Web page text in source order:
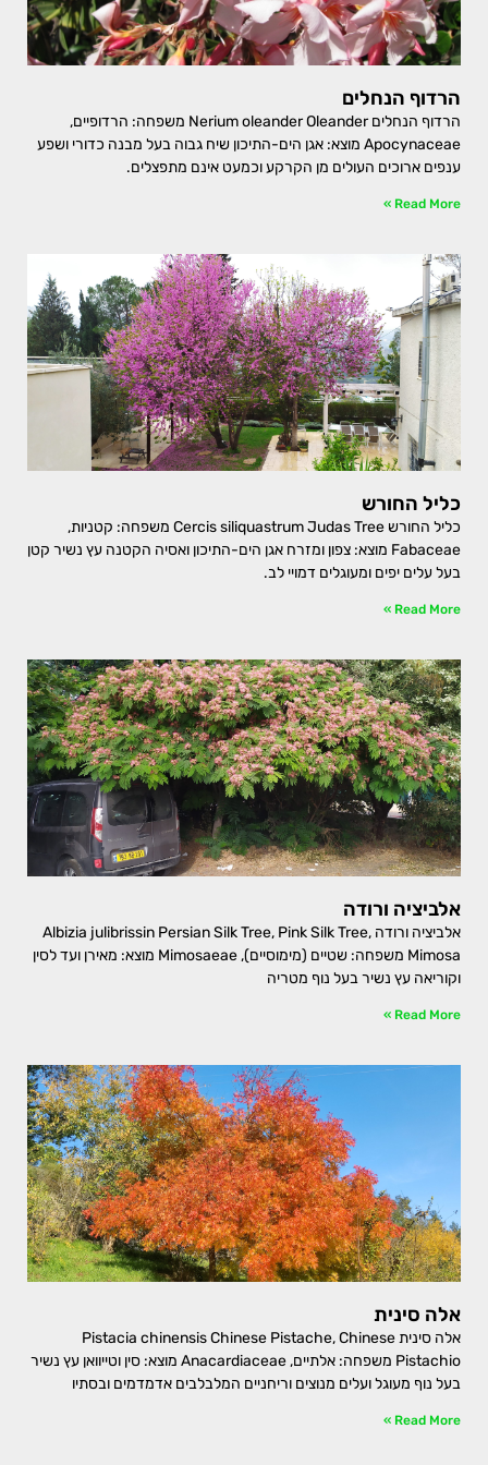
הרדוף הנחלים
הרדוף הנחלים Nerium oleander Oleander משפחה: הרדופיים,
Apocynaceae מוצא: אגן הים-התיכון שיח גבוה בעל מבנה כדורי ושפע
ענפים ארוכים העולים מן הקרקע וכמעט אינם מתפצלים.
Read More »
כליל החורש
כליל החורש Cercis siliquastrum Judas Tree משפחה: קטניות,
Fabaceae מוצא: צפון ומזרח אגן הים-התיכון ואסיה הקטנה עץ נשיר קטן
בעל עלים יפים ומעוגלים דמויי לב.
Read More »
אלביציה ורודה
אלביציה ורודה Albizia julibrissin Persian Silk Tree, Pink Silk Tree,
Mimosa משפחה: שטיים (מימוסיים), Mimosaeae מוצא: מאירן ועד לסין
וקוריאה עץ נשיר בעל נוף מטריה
Read More »
אלה סינית
אלה סינית Pistacia chinensis Chinese Pistache, Chinese
Pistachio משפחה: אלתיים, Anacardiaceae מוצא: סין וטייוואן עץ נשיר
בעל נוף מעוגל ועלים מנוצים וריחניים המלבלבים אדמדמים ובסתיו
Read More »